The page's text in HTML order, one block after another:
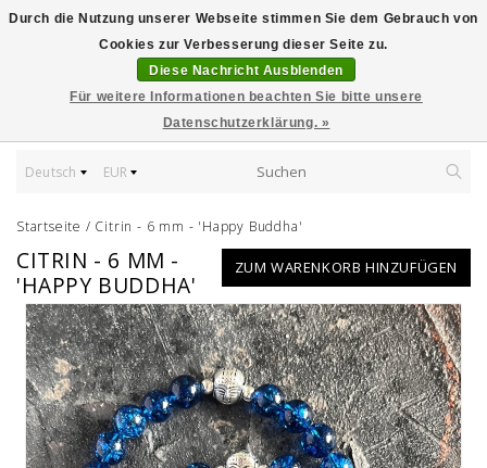
Deutsch EUR
Startseite / Citrin - 6 mm - 'Happy Buddha'
ZUM WARENKORB HINZUFÜGEN
CITRIN - 6 MM -
'HAPPY BUDDHA'
Durch die Nutzung unserer Webseite stimmen Sie dem Gebrauch von
Cookies zur Verbesserung dieser Seite zu.
Diese Nachricht Ausblenden
Für weitere Informationen beachten Sie bitte unsere
Datenschutzerklärung. »